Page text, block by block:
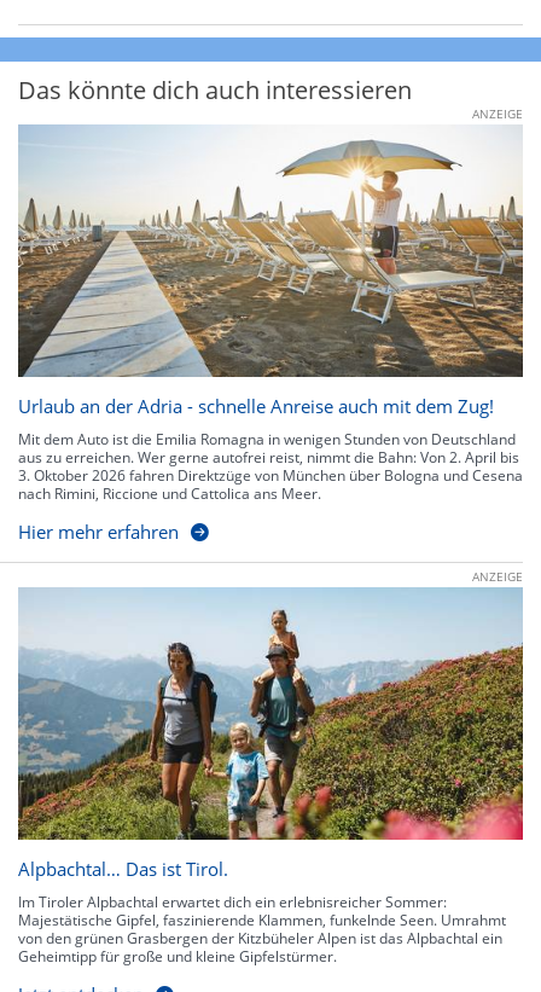
Das könnte dich auch interessieren
ANZEIGE
Urlaub an der Adria - schnelle Anreise auch mit dem Zug!
Mit dem Auto ist die Emilia Romagna in wenigen Stunden von Deutschland
aus zu erreichen. Wer gerne autofrei reist, nimmt die Bahn: Von 2. April bis
3. Oktober 2026 fahren Direktzüge von München über Bologna und Cesena
nach Rimini, Riccione und Cattolica ans Meer.
Hier mehr erfahren
ANZEIGE
Alpbachtal… Das ist Tirol.
Im Tiroler Alpbachtal erwartet dich ein erlebnisreicher Sommer:
Majestätische Gipfel, faszinierende Klammen, funkelnde Seen. Umrahmt
von den grünen Grasbergen der Kitzbüheler Alpen ist das Alpbachtal ein
Geheimtipp für große und kleine Gipfelstürmer.